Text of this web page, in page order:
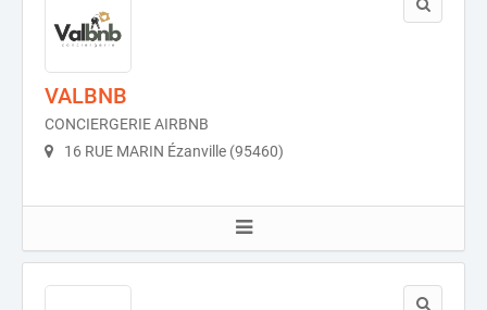
VALBNB
CONCIERGERIE AIRBNB
16 RUE MARIN Ézanville (95460)